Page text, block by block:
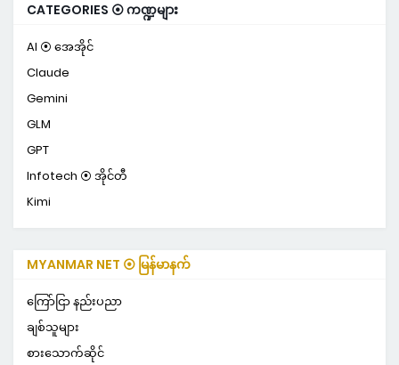
CATEGORIES ⦿ ကဏ္ဍများ
AI ⦿ အေအိုင်
Claude
Gemini
GLM
GPT
Infotech ⦿ အိုင်တီ
Kimi
MYANMAR NET ⦿ မြန်မာနက်
ကြော်ငြာ နည်းပညာ
ချစ်သူများ
စားသောက်ဆိုင်